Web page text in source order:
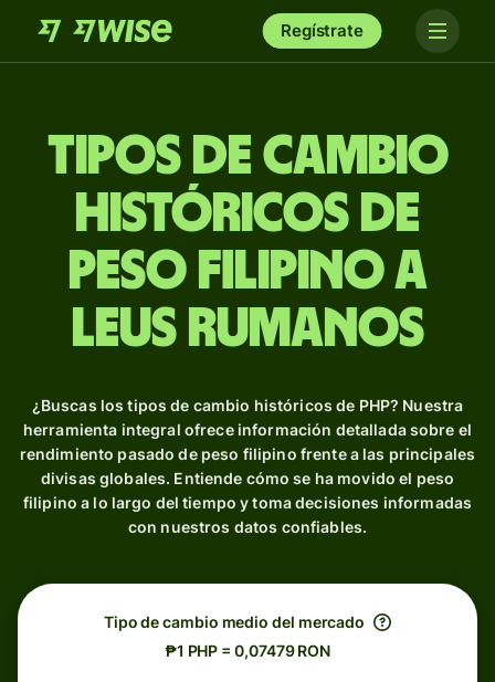
Regístrate
Tipos de Cambio
Históricos de
peso filipino a
leus rumanos
¿Buscas los tipos de cambio históricos de PHP? Nuestra
herramienta integral ofrece información detallada sobre el
rendimiento pasado de peso filipino frente a las principales
divisas globales. Entiende cómo se ha movido el peso
filipino a lo largo del tiempo y toma decisiones informadas
con nuestros datos confiables.
Tipo de cambio medio del mercado
₱1 PHP = 0,07479 RON